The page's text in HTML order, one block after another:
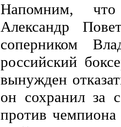
Напомним,
Александр
соперником
российский
вынужден
он сохранил за
против